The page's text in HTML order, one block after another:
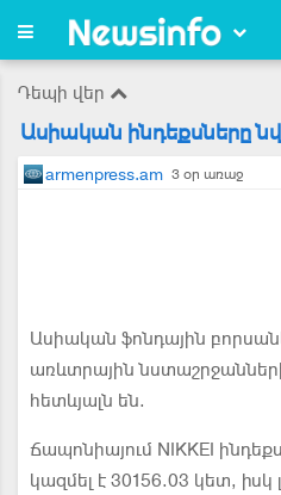
Դեպի վեր
Ասիական ինդեքսները
armenpress.am 3 օր առաջ
Ասիական ֆոնդային
առևտրային
հետևյալն են.
Ճապոնիայում NIKKEI
կազմել է 30156.03 կետ,